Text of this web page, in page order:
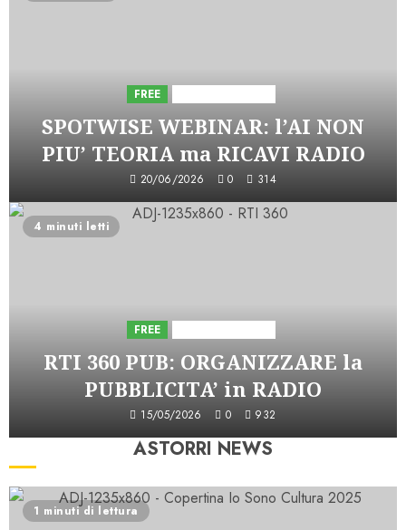
FREE
SPOTWISE WEBINAR: l’AI NON
PIU’ TEORIA ma RICAVI RADIO
20/06/2026 0 314
4 minuti letti
FREE
RTI 360 PUB: ORGANIZZARE la
PUBBLICITA’ in RADIO
15/05/2026 0 932
ASTORRI NEWS
1 minuti di lettura